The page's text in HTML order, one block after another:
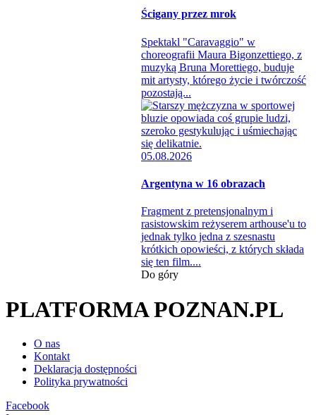
Ścigany przez mrok
Spektakl "Caravaggio" w
choreografii Maura Bigonzettiego, z
muzyką Bruna Morettiego, buduje
mit artysty, którego życie i twórczość
pozostają...
05.08.2026
Argentyna w 16 obrazach
Fragment z pretensjonalnym i
rasistowskim reżyserem arthouse'u to
jednak tylko jedna z szesnastu
krótkich opowieści, z których składa
się ten film....
Do góry
PLATFORMA POZNAN.PL
O nas
Kontakt
Deklaracja dostępności
Polityka prywatności
Facebook